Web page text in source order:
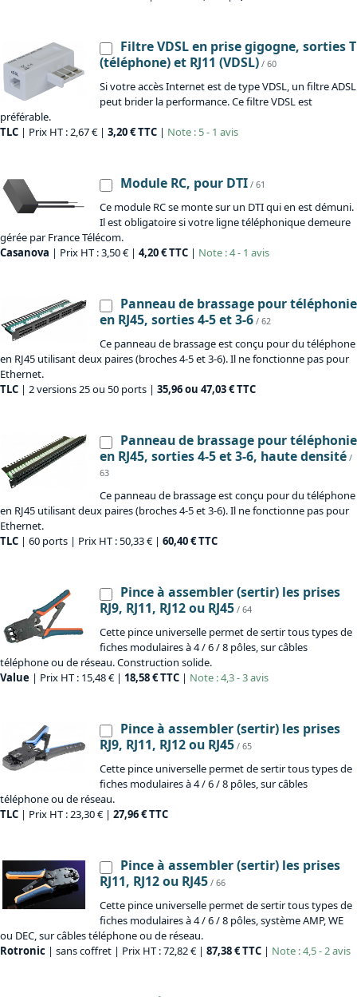
Filtre VDSL en prise gigogne, sorties T
(téléphone) et RJ11 (VDSL) / 60
Si votre accès Internet est de type VDSL, un filtre ADSL
peut brider la performance. Ce filtre VDSL est
préférable.
TLC | Prix HT : 2,67 € | 3,20 € TTC | Note : 5 - 1 avis
Module RC, pour DTI / 61
Ce module RC se monte sur un DTI qui en est démuni.
Il est obligatoire si votre ligne téléphonique demeure
gérée par France Télécom.
Casanova | Prix HT : 3,50 € | 4,20 € TTC | Note : 4 - 1 avis
Panneau de brassage pour téléphonie
en RJ45, sorties 4-5 et 3-6 / 62
Ce panneau de brassage est conçu pour du téléphone
en RJ45 utilisant deux paires (broches 4-5 et 3-6). Il ne fonctionne pas pour
Ethernet.
TLC | 2 versions 25 ou 50 ports | 35,96 ou 47,03 € TTC
Panneau de brassage pour téléphonie
en RJ45, sorties 4-5 et 3-6, haute densité /
63
Ce panneau de brassage est conçu pour du téléphone
en RJ45 utilisant deux paires (broches 4-5 et 3-6). Il ne fonctionne pas pour
Ethernet.
TLC | 60 ports | Prix HT : 50,33 € | 60,40 € TTC
Pince à assembler (sertir) les prises
RJ9, RJ11, RJ12 ou RJ45 / 64
Cette pince universelle permet de sertir tous types de
fiches modulaires à 4 / 6 / 8 pôles, sur câbles
téléphone ou de réseau. Construction solide.
Value | Prix HT : 15,48 € | 18,58 € TTC | Note : 4,3 - 3 avis
Pince à assembler (sertir) les prises
RJ9, RJ11, RJ12 ou RJ45 / 65
Cette pince universelle permet de sertir tous types de
fiches modulaires à 4 / 6 / 8 pôles, sur câbles
téléphone ou de réseau.
TLC | Prix HT : 23,30 € | 27,96 € TTC
Pince à assembler (sertir) les prises
RJ11, RJ12 ou RJ45 / 66
Cette pince universelle permet de sertir tous types de
fiches modulaires à 4 / 6 / 8 pôles, système AMP, WE
ou DEC, sur câbles téléphone ou de réseau.
Rotronic | sans coffret | Prix HT : 72,82 € | 87,38 € TTC | Note : 4,5 - 2 avis